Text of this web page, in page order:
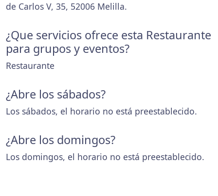
de Carlos V, 35, 52006 Melilla.
¿Que servicios ofrece esta Restaurante
para grupos y eventos?
Restaurante
¿Abre los sábados?
Los sábados, el horario no está preestablecido.
¿Abre los domingos?
Los domingos, el horario no está preestablecido.